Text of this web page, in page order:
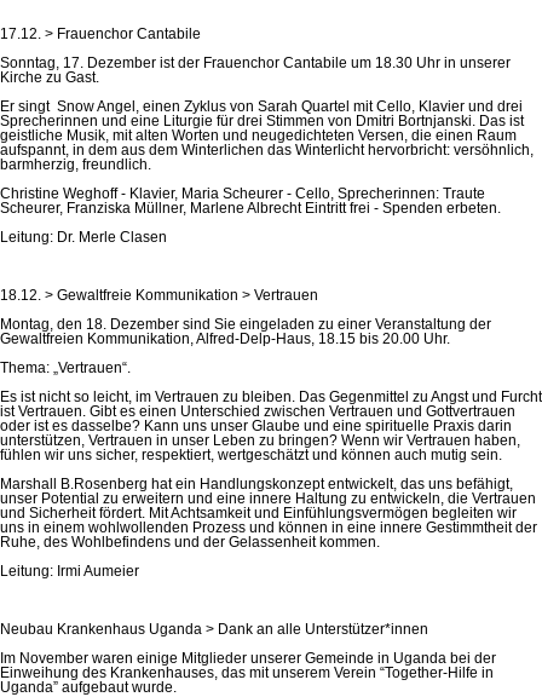
17.12. > Frauenchor Cantabile
Sonntag, 17. Dezember ist der Frauenchor Cantabile um 18.30 Uhr in unserer
Kirche zu Gast.
Er singt Snow Angel, einen Zyklus von Sarah Quartel mit Cello, Klavier und drei
Sprecherinnen und eine Liturgie für drei Stimmen von Dmitri Bortnjanski. Das ist
geistliche Musik, mit alten Worten und neugedichteten Versen, die einen Raum
aufspannt, in dem aus dem Winterlichen das Winterlicht hervorbricht: versöhnlich,
barmherzig, freundlich.
Christine Weghoff - Klavier, Maria Scheurer - Cello, Sprecherinnen: Traute
Scheurer, Franziska Müllner, Marlene Albrecht Eintritt frei - Spenden erbeten.
Leitung: Dr. Merle Clasen
18.12. > Gewaltfreie Kommunikation > Vertrauen
Montag, den 18. Dezember sind Sie eingeladen zu einer Veranstaltung der
Gewaltfreien Kommunikation, Alfred-Delp-Haus, 18.15 bis 20.00 Uhr.
Thema: „Vertrauen“.
Es ist nicht so leicht, im Vertrauen zu bleiben. Das Gegenmittel zu Angst und Furcht
ist Vertrauen. Gibt es einen Unterschied zwischen Vertrauen und Gottvertrauen
oder ist es dasselbe? Kann uns unser Glaube und eine spirituelle Praxis darin
unterstützen, Vertrauen in unser Leben zu bringen? Wenn wir Vertrauen haben,
fühlen wir uns sicher, respektiert, wertgeschätzt und können auch mutig sein.
Marshall B.Rosenberg hat ein Handlungskonzept entwickelt, das uns befähigt,
unser Potential zu erweitern und eine innere Haltung zu entwickeln, die Vertrauen
und Sicherheit fördert. Mit Achtsamkeit und Einfühlungsvermögen begleiten wir
uns in einem wohlwollenden Prozess und können in eine innere Gestimmtheit der
Ruhe, des Wohlbefindens und der Gelassenheit kommen.
Leitung: Irmi Aumeier
Neubau Krankenhaus Uganda > Dank an alle Unterstützer*innen
Im November waren einige Mitglieder unserer Gemeinde in Uganda bei der
Einweihung des Krankenhauses, das mit unserem Verein “Together-Hilfe in
Uganda” aufgebaut wurde.